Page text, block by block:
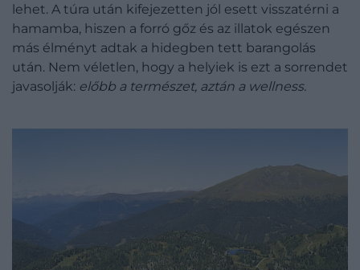
lehet. A túra után kifejezetten jól esett visszatérni a
hamamba, hiszen a forró gőz és az illatok egészen
más élményt adtak a hidegben tett barangolás
után. Nem véletlen, hogy a helyiek is ezt a sorrendet
javasolják: előbb a természet, aztán a wellness.